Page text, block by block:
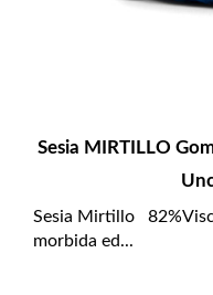
Sesia MIRTILLO
Sesia Mirtillo
morbida ed...